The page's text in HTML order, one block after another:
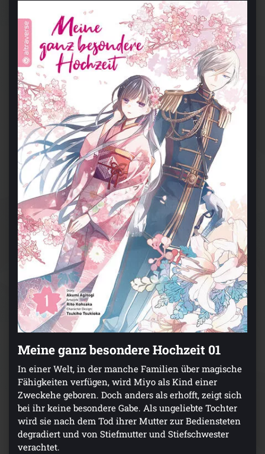
Meine ganz besondere Hochzeit 01
In einer Welt, in der manche Familien über magische
Fähigkeiten verfügen, wird Miyo als Kind einer
Zweckehe geboren. Doch anders als erhofft, zeigt sich
bei ihr keine besondere Gabe. Als ungeliebte Tochter
wird sie nach dem Tod ihrer Mutter zur Bediensteten
degradiert und von Stiefmutter und Stiefschwester
verachtet.